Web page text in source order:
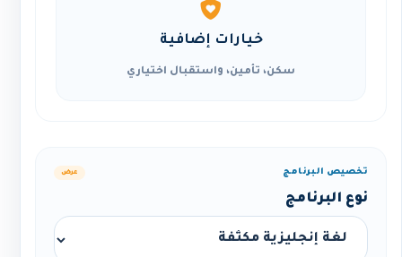
خيارات إضافية
سكن، تأمين، واستقبال اختياري
تخصيص البرنامج عرض
نوع البرنامج